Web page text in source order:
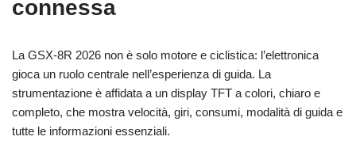
connessa
La GSX-8R 2026 non è solo motore e ciclistica: l’elettronica
gioca un ruolo centrale nell’esperienza di guida. La
strumentazione è affidata a un display TFT a colori, chiaro e
completo, che mostra velocità, giri, consumi, modalità di guida e
tutte le informazioni essenziali.